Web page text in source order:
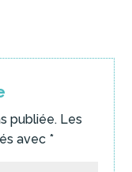
publiée. Les
avec *